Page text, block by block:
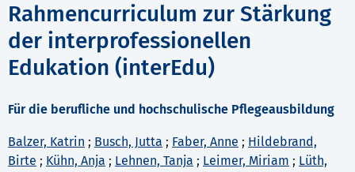
Rahmencurriculum zur Stärkung
der interprofessionellen
Edukation (interEdu)
Für die berufliche und hochschulische Pflegeausbildung
Balzer, Katrin ; Busch, Jutta ; Faber, Anne ; Hildebrand,
Birte ; Kühn, Anja ; Lehnen, Tanja ; Leimer, Miriam ; Lüth,